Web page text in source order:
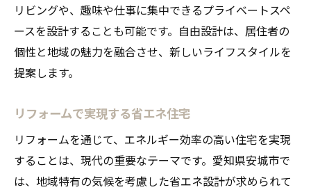
リビングや、趣味や仕事に集中できるプライベートスペ
ースを設計することも可能です。自由設計は、居住者の
個性と地域の魅力を融合させ、新しいライフスタイルを
提案します。
リフォームで実現する省エネ住宅
リフォームを通じて、エネルギー効率の高い住宅を実現
することは、現代の重要なテーマです。愛知県安城市で
は、地域特有の気候を考慮した省エネ設計が求められて